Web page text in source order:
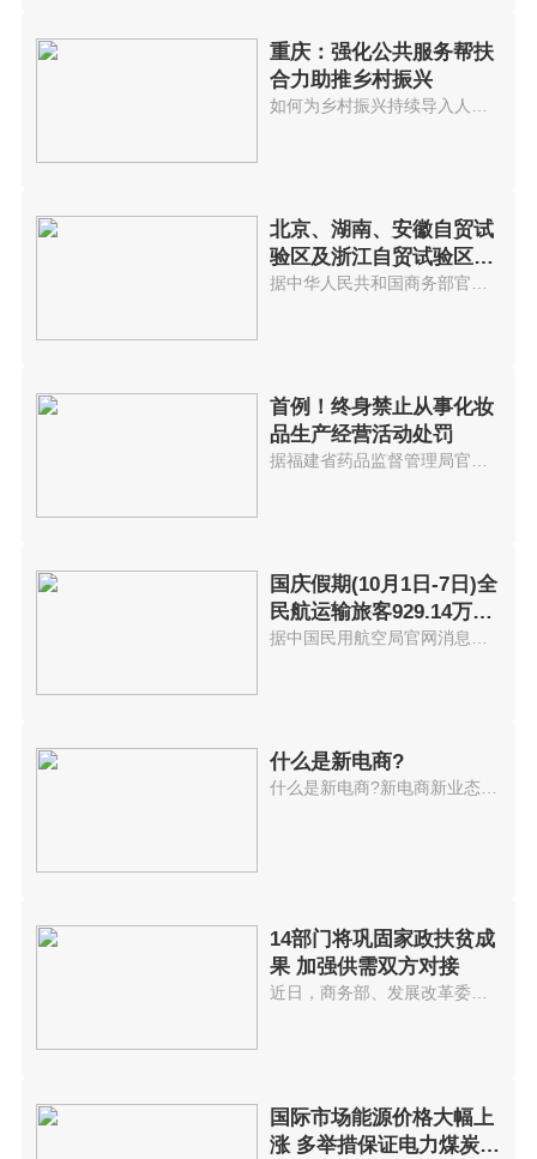
重庆：强化公共服务帮扶
合力助推乡村振兴
北京、湖南、安徽自贸试
验区及浙江自贸试验区扩
展区域建设一周年
首例！终身禁止从事化妆
品生产经营活动处罚
国庆假期(10月1日-7日)全
民航运输旅客929.14万人
次
什么是新电商?
什么是新电商?新电商新业态持续...
14部门将巩固家政扶贫成
果 加强供需双方对接
近日，商务部、发展改革委、人力...
国际市场能源价格大幅上
涨 多举措保证电力煤炭等